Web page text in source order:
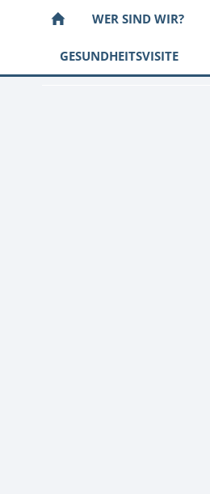
WER SIND WIR?
GESUNDHEITSVISITE